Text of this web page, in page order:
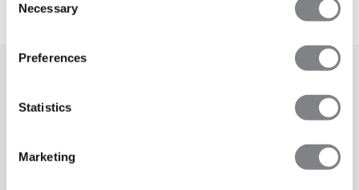
Selection
Necessary
Preferences
Statistics
Marketing